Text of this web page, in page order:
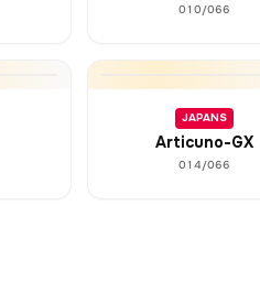
010/066
JAPANS
Articuno-GX
014/066